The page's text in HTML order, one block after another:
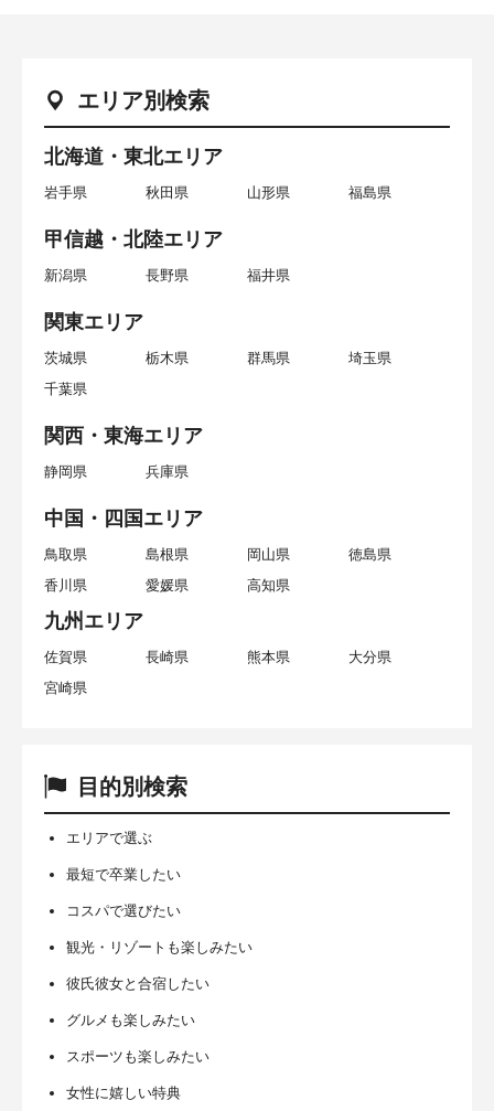
エリア別検索
北海道・東北エリア
岩手県 秋田県 山形県 福島県
甲信越・北陸エリア
新潟県 長野県 福井県
関東エリア
茨城県 栃木県 群馬県
埼玉県
千葉県
関西・東海エリア
静岡県 兵庫県
中国・四国エリア
鳥取県 島根県 岡山県
徳島県
香川県
愛媛県 高知県
九州エリア
佐賀県 長崎県 熊本県
大分県
宮崎県
目的別検索
エリアで選ぶ
最短で卒業したい
コスパで選びたい
観光・リゾートも楽しみたい
彼氏彼女と合宿したい
グルメも楽しみたい
スポーツも楽しみたい
女性に嬉しい特典